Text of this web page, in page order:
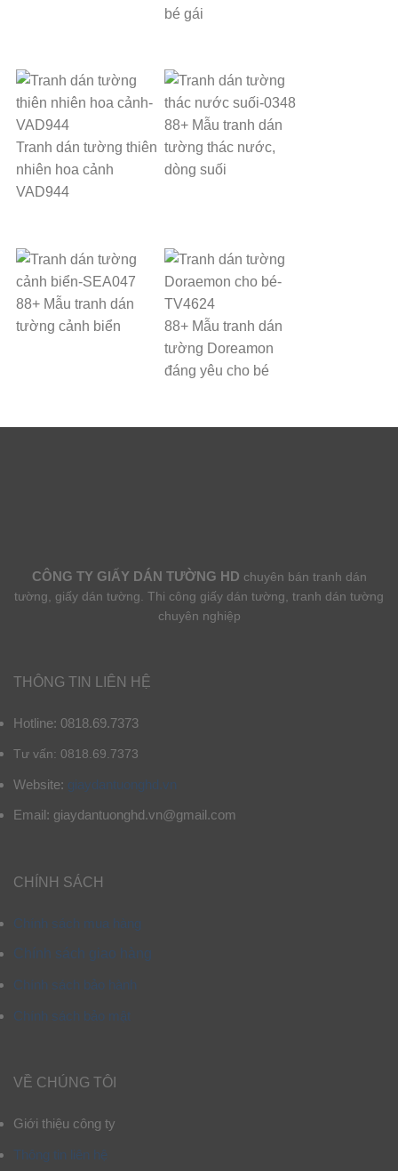
bé gái
Tranh dán tường thiên
nhiên hoa cảnh
VAD944
88+ Mẫu tranh dán
tường thác nước,
dòng suối
88+ Mẫu tranh dán
tường cảnh biển
88+ Mẫu tranh dán
tường Doreamon
đáng yêu cho bé
CÔNG TY GIẤY DÁN TƯỜNG HD chuyên bán tranh dán
tường, giấy dán tường. Thi công giấy dán tường, tranh dán tường
chuyên nghiệp
THÔNG TIN LIÊN HỆ
Hotline: 0818.69.7373
Tư vấn: 0818.69.7373
Website: giaydantuonghd.vn
Email: giaydantuonghd.vn@gmail.com
CHÍNH SÁCH
Chính sách mua hàng
Chính sách giao hàng
Chính sách bảo hành
Chính sách bảo mật
VỀ CHÚNG TÔI
Giới thiệu công ty
Thông tin liên hệ